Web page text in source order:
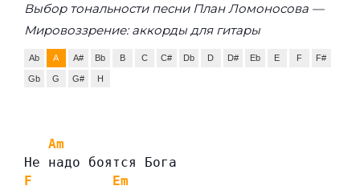
Выбор тональности песни План Ломоносова —
Мировоззрение: аккорды для гитары
Ab A A# Bb B C C# Db D D# Eb E F F#
Gb G G# H
Am
Не надо боятся Бога
F
Em